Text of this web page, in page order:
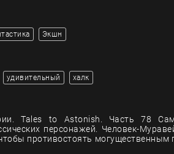
Экшн
удивительный халк
Tales to Astonish. Часть 78
персонажей. Человек-
противостоять могущественным